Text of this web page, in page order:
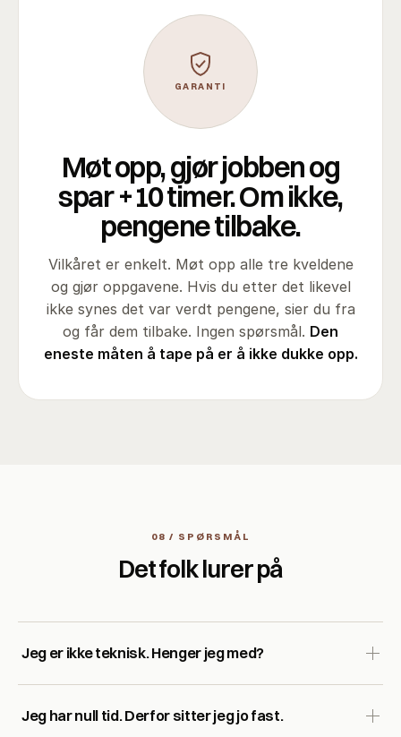
GARANTI
Møt opp, gjør jobben og
spar +10 timer. Om ikke,
pengene tilbake.
Vilkåret er enkelt. Møt opp alle tre kveldene
og gjør oppgavene. Hvis du etter det likevel
ikke synes det var verdt pengene, sier du fra
og får dem tilbake. Ingen spørsmål. Den
eneste måten å tape på er å ikke dukke opp.
08 / SPØRSMÅL
Det folk lurer på
Jeg er ikke teknisk. Henger jeg med?
igjen og om igjen. Vi bygger på dine oppgaver, steg for
Jeg har null tid. Derfor sitter jeg jo fast.